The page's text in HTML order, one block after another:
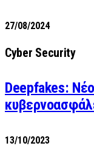
27/08/2024
Cyber Security
Deepfakes:
13/10/2023